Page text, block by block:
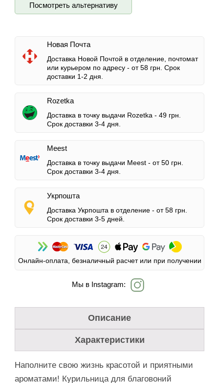
Посмотреть альтернативу
Новая Почта
Доставка Новой Почтой в отделение, почтомат
или курьером по адресу - от 58 грн. Срок
доставки 1-2 дня.
Rozetka
Доставка в точку выдачи Rozetka - 49 грн.
Срок доставки 3-4 дня.
Meest
Доставка в точку выдачи Meest - от 50 грн.
Срок доставки 3-4 дня.
Укрпошта
Доставка Укрпошта в отделение - от 58 грн.
Срок доставки 3-5 дней.
Онлайн-оплата, безналичный расчет или при получении
Мы в Instagram:
Описание
Характеристики
Наполните свою жизнь красотой и приятными
ароматами! Курильница для благовоний